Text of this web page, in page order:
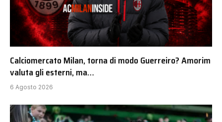
Calciomercato Milan, torna di modo Guerreiro? Amorim
valuta gli esterni, ma…
6 Agosto 2026